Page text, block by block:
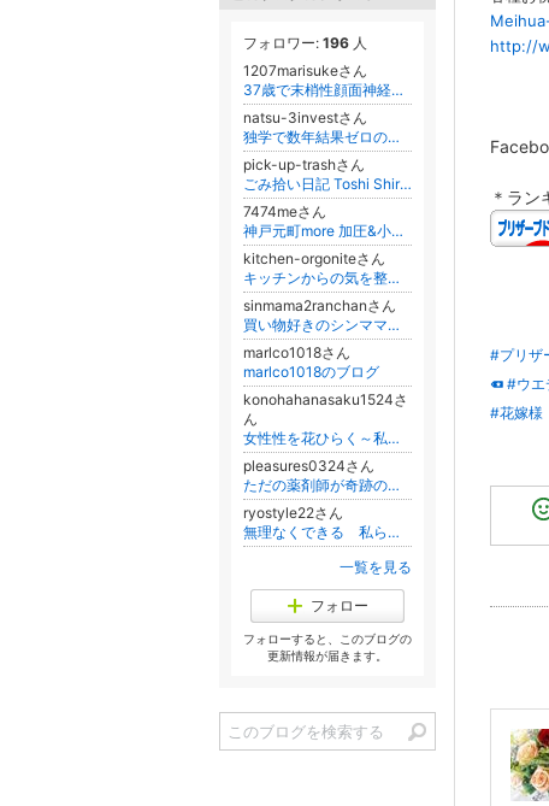
http://
＊ラン
#プリザ
#ウエ
#花嫁様
フォロワー: 196 人
1207marisukeさん
37歳で末梢性顔面神経麻痺を発症！いつかは元の顔に戻りたい！
natsu-3investさん
独学で数年結果ゼロの起業家が投資回収術で最速月収超え！無料情報のジプシーを卒業し自由を得る限定プレゼント配布中！
pick-up-trashさん
ごみ拾い日記 Toshi Shiraiwa【 静岡 】
7474meさん
神戸元町more 加圧&小顔サロン
kitchen-orgoniteさん
キッチンからの気を整える 【オルゴナイト】 月と太陽の台所
sinmama2ranchanさん
買い物好きのシンママ蘭ちゃんのお買い物ガイド注目商品やおすすめグッズをご紹介！
marlco1018さん
marlco1018のブログ
konohahanasaku1524さ
ん
女性性を花ひらく～私を愛するフェムケアの習慣～
pleasures0324さん
ただの薬剤師が奇跡の出会いからファッションショーモデルに！
ryostyle22さん
無理なくできる 私らしいシンプルなテーブルコーディネート
一覧を見る
フォロー
フォローすると、このブログの
更新情報が届きます。